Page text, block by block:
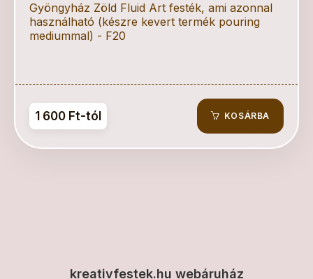
Gyöngyház Zöld Fluid Art festék, ami azonnal
használható (készre kevert termék pouring
mediummal) - F20
1 600 Ft-tól KOSÁRBA
kreativfestek.hu webáruház